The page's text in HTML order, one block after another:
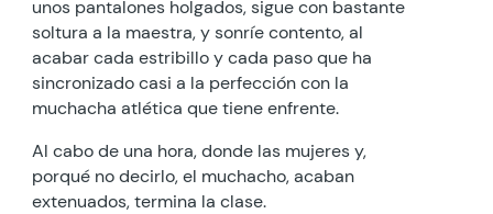
unos pantalones holgados, sigue con bastante
soltura a la maestra, y sonríe contento, al
acabar cada estribillo y cada paso que ha
sincronizado casi a la perfección con la
muchacha atlética que tiene enfrente.
Al cabo de una hora, donde las mujeres y,
porqué no decirlo, el muchacho, acaban
extenuados, termina la clase.